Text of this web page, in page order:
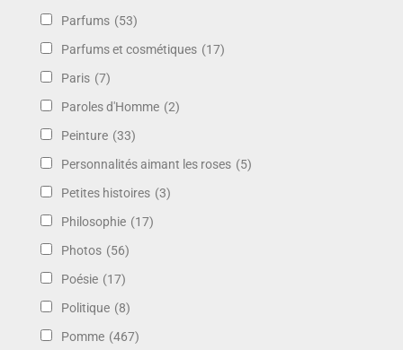
Parfums (53)
Parfums et cosmétiques (17)
Paris (7)
Paroles d'Homme (2)
Peinture (33)
Personnalités aimant les roses (5)
Petites histoires (3)
Philosophie (17)
Photos (56)
Poésie (17)
Politique (8)
Pomme (467)